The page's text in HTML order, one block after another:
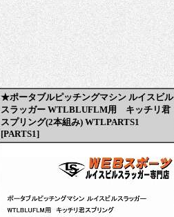
★ポータブルピッチングマシン ルイスビル
スラッガー WTLBLUFLM用 キッチリ君
スプリング(2本組み) WTLPARTS1
[PARTS1]